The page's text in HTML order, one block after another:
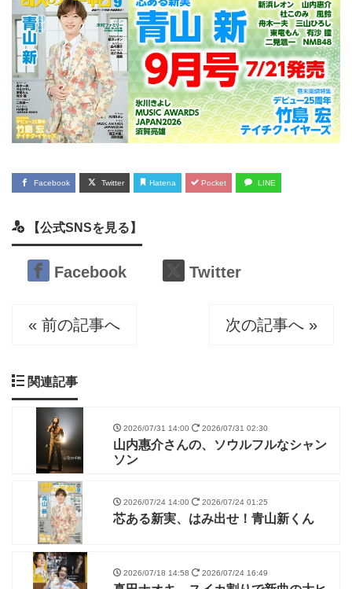
Facebook Twitter Hatena Pocket LINE
【公式SNSを見る】
Facebook Twitter
« 前の記事へ 次の記事へ »
関連記事
2026/07/31 14:00 2026/07/31 02:30
山内惠介さんの、ソウルフルなシャン
ソン
2026/07/24 14:00 2026/07/24 01:25
芯ある新実、はみ出せ！青山新くん
2026/07/18 14:58 2026/07/24 16:49